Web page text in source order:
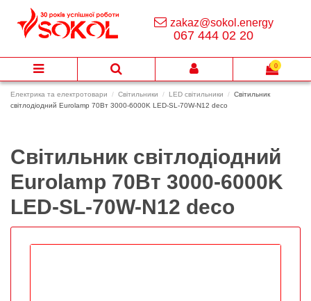
Електрика та електротовари Світильники LED світильники
Світильник
світлодіодний Eurolamp 70Вт 3000-6000K LED-SL-70W-N12 deco
Світильник світлодіодний
Eurolamp 70Вт 3000-6000K
LED-SL-70W-N12 deco
zakaz@sokol.energy
067 444 02 20
0